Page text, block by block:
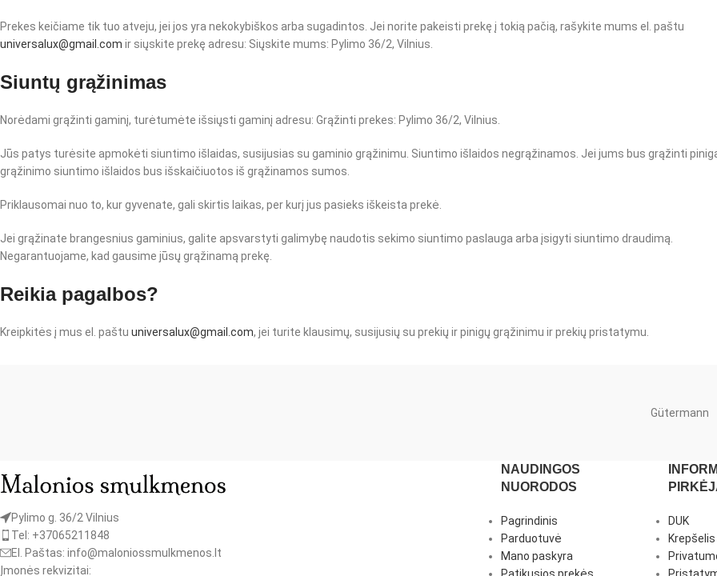
Prekes keičiame tik tuo atveju, jei jos yra nekokybiškos arba sugadintos. Jei norite pakeisti prekę į tokią pačią, rašykite mums el. paštu
universalux@gmail.com ir siųskite prekę adresu: Siųskite mums: Pylimo 36/2, Vilnius.
Siuntų grąžinimas
Norėdami grąžinti gaminį, turėtumėte išsiųsti gaminį adresu: Grąžinti prekes: Pylimo 36/2, Vilnius.
Jūs patys turėsite apmokėti siuntimo išlaidas, susijusias su gaminio grąžinimu. Siuntimo išlaidos negrąžinamos. Jei jums bus grąžinti
grąžinimo siuntimo išlaidos bus išskaičiuotos iš grąžinamos sumos.
Priklausomai nuo to, kur gyvenate, gali skirtis laikas, per kurį jus pasieks iškeista prekė.
Jei grąžinate brangesnius gaminius, galite apsvarstyti galimybę naudotis sekimo siuntimo paslauga arba įsigyti siuntimo draudimą.
Negarantuojame, kad gausime jūsų grąžinamą prekę.
Reikia pagalbos?
Kreipkitės į mus el. paštu universalux@gmail.com, jei turite klausimų, susijusių su prekių ir pinigų grąžinimu ir prekių pristatymu.
Gütermann
Pylimo g. 36/2 Vilnius
Tel: +37065211848
El. Paštas: info@maloniossmulkmenos.lt
Įmonės rekvizitai:
NAUDINGOS
NUORODOS
Pagrindinis
Parduotuvė
Mano paskyra
DUK
Krepšelis